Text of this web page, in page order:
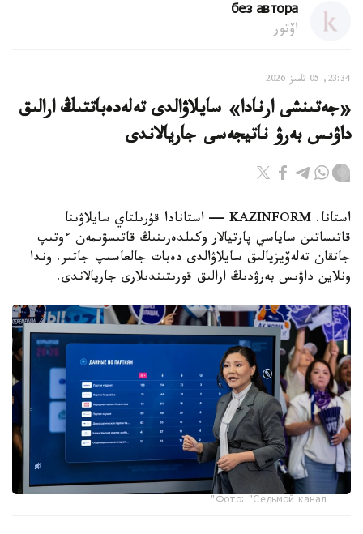
без автора
اۆتور
23:34, 05 تامىز 2026
«جەتىنشى ارنادا» سايلاۋالدى تەلەدەباتتىڭ ارالىق
داۋىس بەرۋ ناتيجەسى جاريالاندى
استانا. KAZINFORM — استانادا قۇرىلتاي سايلاۋىنا
قاتىساتىن ساياسي پارتيالار وكىلدەرىنىڭ قاتىسۋىمەن ءوتىپ
جاتقان تەلەۆيزيالىق سايلاۋالدى دەبات جالعاسىپ جاتىر. وندا
ونلاين داۋىس بەرۋدىڭ ارالىق قورىتىندىلارى جاريالاندى.
Фото: "Седьмой канал"